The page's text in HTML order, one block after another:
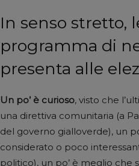
In senso stretto,
programma di
presenta alle
Un po’ è curioso, visto che
una direttiva comunitaria (a
del governo gialloverde), un
considerato o poco
politico), un po’ è meglio che